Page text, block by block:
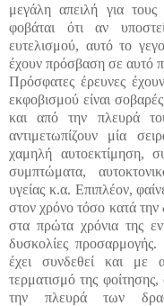
μεγάλη απειλή για
φοβάται ότι αν
ευτελισμού, αυτό το
έχουν πρόσβαση σε αυτό
Πρόσφατες έρευνες
εκφοβισμού είναι
και από την πλευρά
αντιμετωπίζουν μία
χαμηλή αυτοεκτίμηση,
συμπτώματα,
υγείας κ.α. Επιπλέον,
στον χρόνο τόσο κατά την
στα πρώτα χρόνια της
δυσκολίες
έχει συνδεθεί και με
τερματισμό της
την πλευρά των